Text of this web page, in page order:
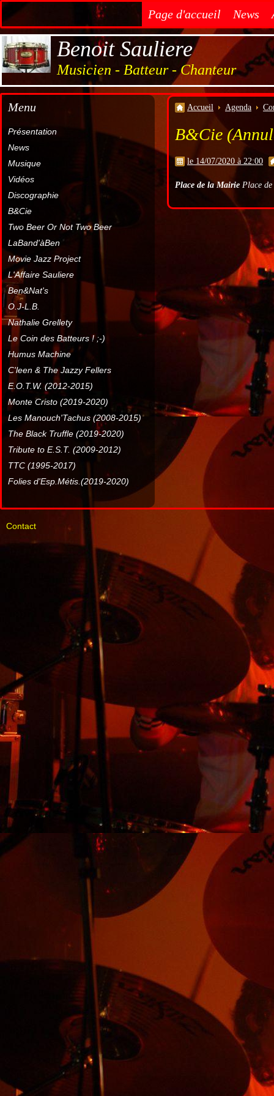
Page d'accueil News
Benoit Sauliere
Musicien - Batteur - Chanteur
Menu
Présentation
News
Musique
Vidéos
Discographie
B&Cie
Two Beer Or Not Two Beer
LaBand'àBen
Movie Jazz Project
L'Affaire Sauliere
Ben&Nat's
O.J-L.B.
Nathalie Grellety
Le Coin des Batteurs ! ;-)
Humus Machine
C'leen & The Jazzy Fellers
E.O.T.W. (2012-2015)
Monte Cristo (2019-2020)
Les Manouch'Tachus (2008-2015)
The Black Truffle (2019-2020)
Tribute to E.S.T. (2009-2012)
TTC (1995-2017)
Folies d'Esp.Métis.(2019-2020)
Accueil Agenda
B&Cie
le 14/07/2020 à 22:00
Place de la Mairie Place
Contact